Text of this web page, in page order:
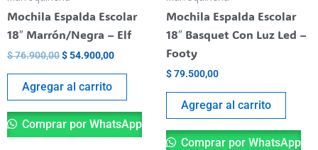
Mochila Espalda Escolar
18″ Marrón/Negra – Elf
$76.900,00$54.900,00
Agregar al carrito
Comprar por WhatsApp
Mochila Espalda Escolar
18″ Basquet Con Luz Led –
Footy
$79.500,00
Agregar al carrito
Comprar por WhatsApp